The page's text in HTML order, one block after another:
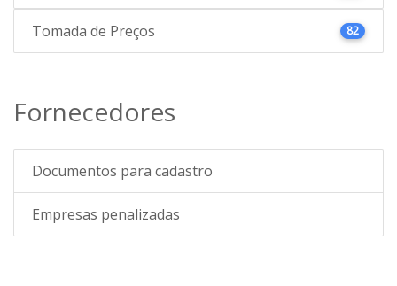
Tomada de Preços 82
Fornecedores
Documentos para cadastro
Empresas penalizadas